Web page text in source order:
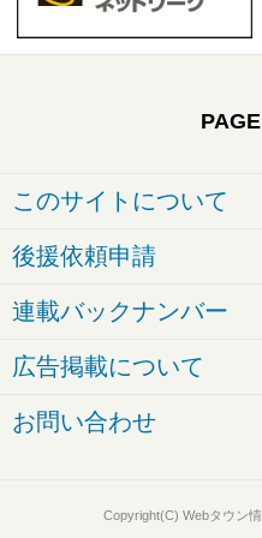
このサイトについて
後援依頼申請
連載バックナンバー
広告掲載について
お問い合わせ
Copyright(C) Webタウン